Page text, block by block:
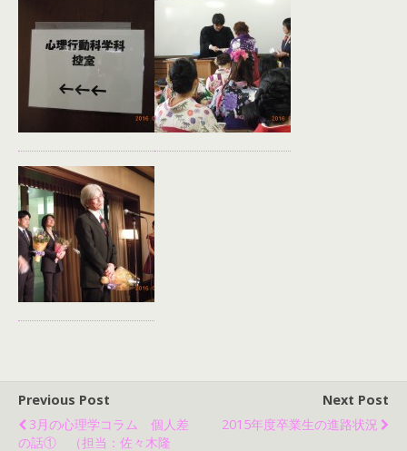
Previous Post
3月の心理学コラム 個人差
の話① （担当：佐々木隆
Next Post
2015年度卒業生の進路状況